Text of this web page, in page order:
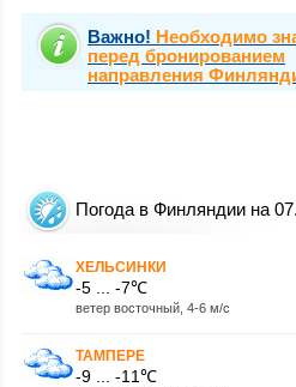
Важно! Необходимо
перед бронированием
направления
Погода в Финляндии на
ХЕЛЬСИНКИ
-5 ... -7℃
ветер восточный, 4-6 м/с
ТАМПЕРЕ
-9 ... -11℃